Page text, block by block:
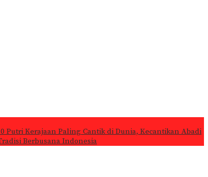
Putri Kerajaan Paling Cantik di Dunia, Kecantikan Abadi
Berbusana Indonesia